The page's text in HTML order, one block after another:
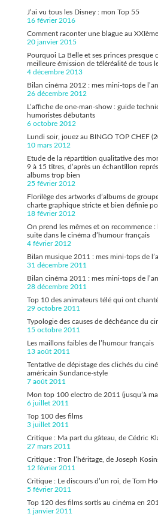
J’ai vu tous les Disney : mon Top 55
16 février 2016
Comment raconter une blague au
20 janvier 2015
Pourquoi La Belle et ses princes presque
meilleure émission de téléréalité de tous
4 décembre 2013
Bilan cinéma 2012 : mes mini-tops de
26 décembre 2012
L’affiche de one-man-show : guide
humoristes débutants
6 octobre 2012
Lundi soir, jouez au BINGO TOP CHEF
10 mars 2012
Etude de la répartition qualitative des
9 à 15 titres, d’après un échantillon
albums trop bien
25 février 2012
Florilège des artworks d’albums de
charte graphique stricte et bien définie
18 février 2012
On prend les mêmes et on recommence
suite dans le cinéma d’humour français
4 février 2012
Bilan musique 2011 : mes mini-tops de
31 décembre 2011
Bilan cinéma 2011 : mes mini-tops de
28 décembre 2011
Top 10 des animateurs télé qui ont
29 octobre 2011
Typologie des causes de déchéance du
15 octobre 2011
Les maillons faibles de l’humour français
13 août 2011
Tentative de dépistage des clichés du
américain Sundance-style
7 août 2011
Mon top 100 electro de 2011 (jusqu’à
6 juillet 2011
Top 100 des films
3 juillet 2011
Critique : Ma part du gâteau, de Cédric
27 mars 2011
Critique : Tron l’héritage, de Joseph
12 février 2011
Critique : Le discours d’un roi, de Tom
5 février 2011
Top 120 des films sortis au cinéma en
1 janvier 2011